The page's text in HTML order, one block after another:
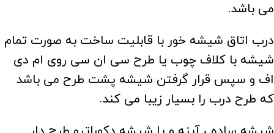
می باشد.
درب اتاق شیشه خور با قابلیت ساخت به صورت تمام
شیشه با کلاف چوب یا طرح سی ان سی روی ام دی
اف و سپس قرار گرفتن شیشه پشت طرح می باشد
که طرح درب را بسیار زیبا می کند.